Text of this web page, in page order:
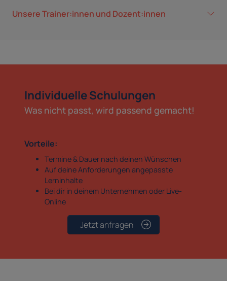
Unsere Trainer:innen und Dozent:innen
Individuelle Schulungen
Was nicht passt, wird passend gemacht!
Vorteile:
Termine & Dauer nach deinen Wünschen
Auf deine Anforderungen angepasste
Lerninhalte
Bei dir in deinem Unternehmen oder Live-
Online
Jetzt anfragen